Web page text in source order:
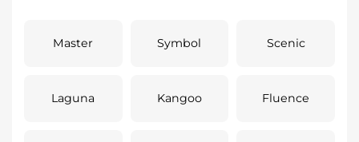
Master Symbol Scenic
Laguna Kangoo Fluence